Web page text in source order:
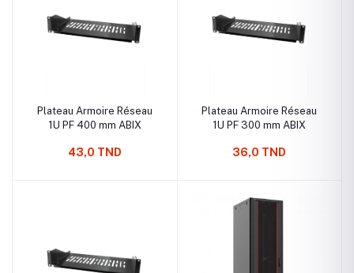
Plateau Armoire Réseau
1U PF 400 mm ABIX
43,0 TND
Plateau Armoire Réseau
1U PF 300 mm ABIX
36,0 TND